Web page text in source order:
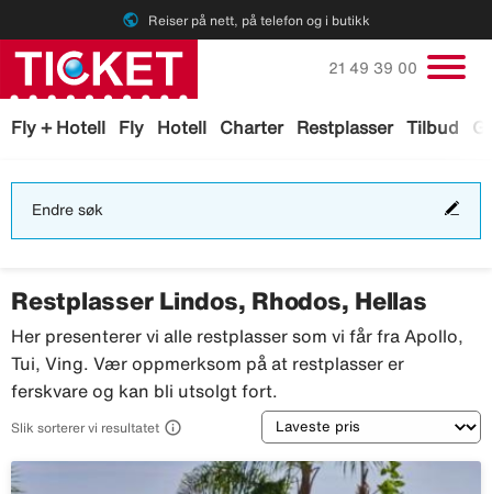
public Reiser på nett, på telefon og i butikk
Fly + Hotell Fly Hotell Charter Restplasser Tilbud
Ring oss på
21 49 39 00
Endre søk
Restplasser Lindos, Rhodos, Hellas
Her presenterer vi alle restplasser som vi får fra Apollo,
Tui, Ving. Vær oppmerksom på at restplasser er
ferskvare og kan bli utsolgt fort.
Slik sorterer vi resultatet  Sortering